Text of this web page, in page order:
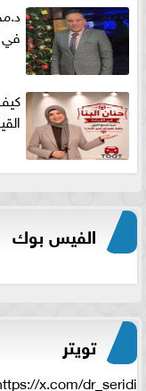
في
الفيس بوك
تويتر
x.com/dr_seridi